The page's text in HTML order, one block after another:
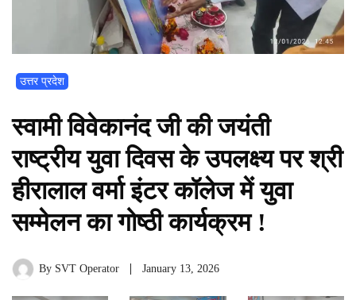
उत्तर प्रदेश
स्वामी विवेकानंद जी की जयंती
राष्ट्रीय युवा दिवस के उपलक्ष्य पर श्री
हीरालाल वर्मा इंटर कॉलेज में युवा
सम्मेलन का गोष्ठी कार्यक्रम !
By SVT Operator January 13, 2026